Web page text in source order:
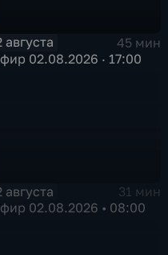
августа
45 мин
02.08.2026 · 17:00
августа
31 мин
02.08.2026 • 08:00